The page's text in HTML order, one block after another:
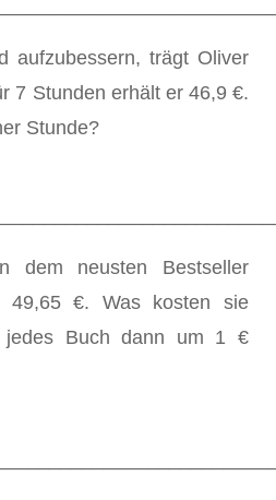
aufzubessern, trägt Oliver
7 Stunden erhält er 46,9 €.
Stunde?
dem neusten Bestseller
49,65 €. Was kosten sie
jedes Buch dann um 1 €